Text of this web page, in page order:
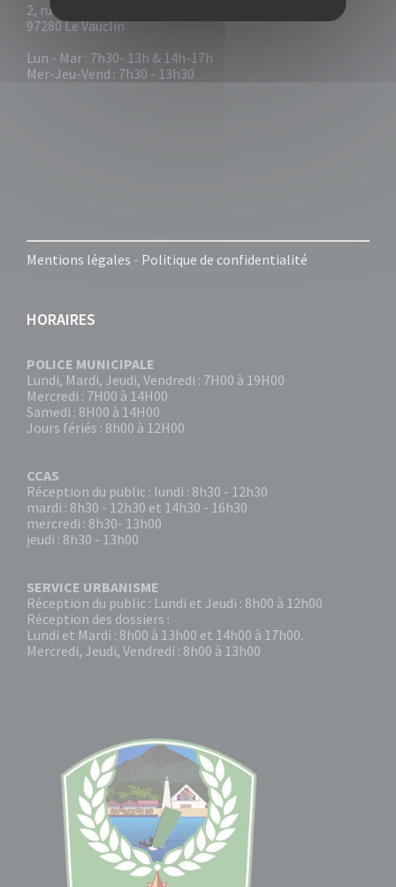
2, rue Collignon
97280 Le Vauclin
Lun - Mar : 7h30- 13h & 14h-17h
Mer-Jeu-Vend : 7h30 - 13h30
Mentions légales - Politique de confidentialité
HORAIRES
POLICE MUNICIPALE
Lundi, Mardi, Jeudi, Vendredi : 7H00 à 19H00
Mercredi : 7H00 à 14H00
Samedi : 8H00 à 14H00
Jours fériés : 8h00 à 12H00
CCAS
Réception du public : lundi : 8h30 - 12h30
mardi : 8h30 - 12h30 et 14h30 - 16h30
mercredi : 8h30- 13h00
jeudi : 8h30 - 13h00
SERVICE URBANISME
Réception du public : Lundi et Jeudi : 8h00 à 12h00
Réception des dossiers :
Lundi et Mardi : 8h00 à 13h00 et 14h00 à 17h00.
Mercredi, Jeudi, Vendredi : 8h00 à 13h00